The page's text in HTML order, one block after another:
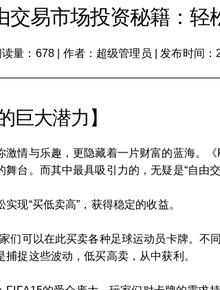
交易市场投资秘籍：
读量：678 作者：超级管理员 发布时间：
巨大潜力】
情与乐趣，更隐藏着一片财富的蓝海。
台。而其中最具吸引力的，无疑是“自由交
现“买低卖高”，获得稳定的收益。
们可以在此买卖各种足球运动员卡牌。不
捉这些波动，低买高卖，从中获利。